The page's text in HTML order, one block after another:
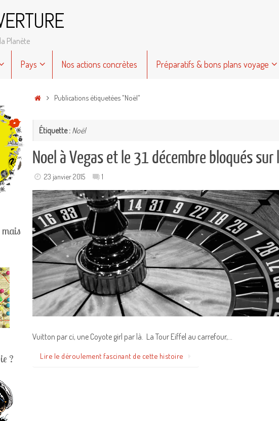
Planète
Pays Nos actions concrètes Préparatifs & bons plans voyage
AccueilPublications étiquetées "Noël"
Étiquette : Noël
Noel à Vegas et le 31 décembre bloqués sur
23 janvier 2015 1
Vuitton par ci, une Coyote girl par là. La Tour Eiffel au carrefour,…
Lire le déroulement fascinant de cette histoire
mais
?